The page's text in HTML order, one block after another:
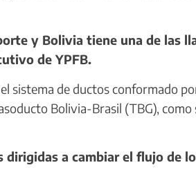
y Bolivia tiene una de las
de YPFB.
sistema de ductos conformado
Bolivia-Brasil (TBG), como
dirigidas a cambiar el flujo de